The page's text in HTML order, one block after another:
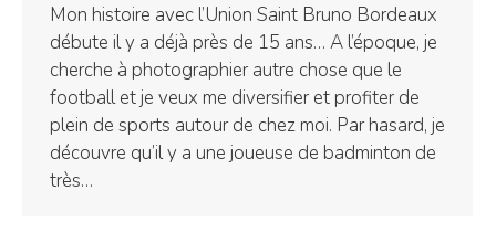
Mon histoire avec l’Union Saint Bruno Bordeaux
débute il y a déjà près de 15 ans… A l’époque, je
cherche à photographier autre chose que le
football et je veux me diversifier et profiter de
plein de sports autour de chez moi. Par hasard, je
découvre qu’il y a une joueuse de badminton de
très…